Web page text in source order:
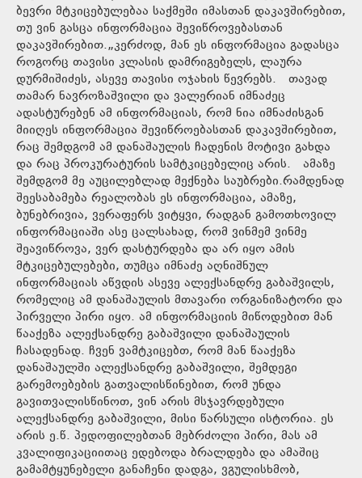
ბევრი მტკიცებულებაა საქმეში იმასთან დაკავშირებით,
თუ ვინ გასცა ინფორმაცია შევიწროვებასთან
დაკავშირებით.„კერძოდ, მან ეს ინფორმაცია გადასცა
როგორც თავისი კლასის დამრიგებელს, ლაურა
დურმიშიძეს, ასევე თავისი ოჯახის წევრებს. თავად
თამარ ნავროზაშვილი და ვალერიან იმნაძეც
ადასტურებენ ამ ინფორმაციას, რომ ნია იმნაძისგან
მიიღეს ინფორმაცია შევიწროებასთან დაკავშირებით,
რაც შემდგომ ამ დანაშაულის ჩადენის მოტივი გახდა
და რაც პროკურატურის სამტკიცებელიც არის. ამაზე
შემდგომ მე აუცილებლად მექნება საუბრები.რამდენად
შეესაბამება რეალობას ეს ინფორმაცია, ამაზე,
ბუნებრივია, ვერაფერს ვიტყვი, რადგან გამოთხოვილ
ინფორმაციაში ასე ცალსახად, რომ ვინმემ ვინმე
შეავიწროვა, ვერ დასტურდება და არ იყო ამის
მტკიცებულებები, თუმცა იმნაძე აღნიშნულ
ინფორმაციას აწვდის ასევე ალექსანდრე გაბაშვილს,
რომელიც ამ დანაშაულის მთავარი ორგანიზატორი და
პირველი პირი იყო. ამ ინფორმაციის მიწოდებით მან
წააქეზა ალექსანდრე გაბაშვილი დანაშაულის
ჩასადენად. ჩვენ ვამტკიცებთ, რომ მან წააქეზა
დანაშაულში ალექსანდრე გაბაშვილი, შემდეგი
გარემოებების გათვალისწინებით, რომ უნდა
გავითვალისწინოთ, ვინ არის მსჯავრდებული
ალექსანდრე გაბაშვილი, მისი წარსული ისტორია. ეს
არის ე.წ. პედოფილებთან მებრძოლი პირი, მას ამ
კვალიფიკაციითაც ედებოდა ბრალდება და ამაშიც
გამამტყუნებელი განაჩენი დადგა, ვგულისხმობ,